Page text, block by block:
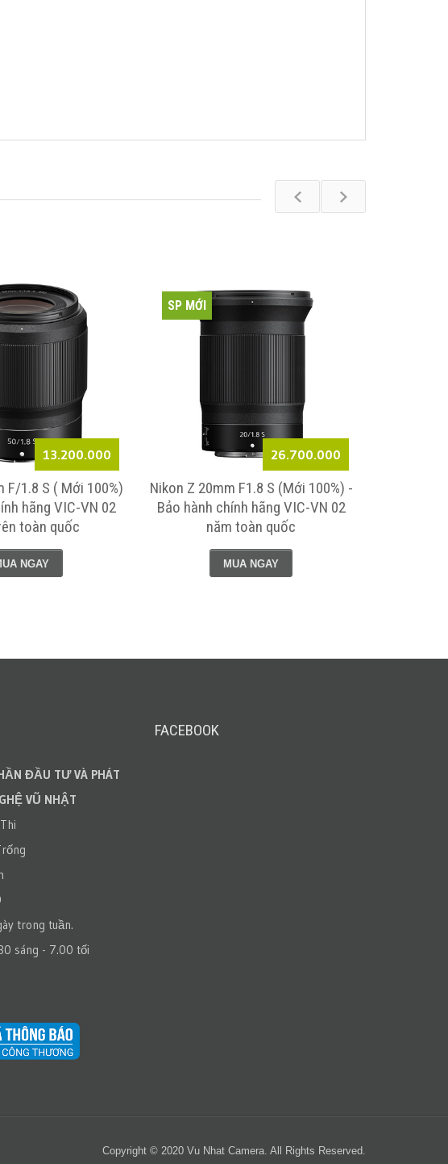
13.200.000
F/1.8 S ( Mới 100%)
hãng VIC-VN 02
toàn quốc
NGAY
26.700.000
SP MỚI
Nikon Z 20mm F1.8 S (Mới 100%) -
Bảo hành chính hãng VIC-VN 02
năm toàn quốc
MUA NGAY
ĐẦU TƯ VÀ PHÁT
VŨ NHẬT
trong tuần.
sáng - 7.00 tối
FACEBOOK
Copyright © 2020 Vu Nhat Camera. All Rights Reserved.